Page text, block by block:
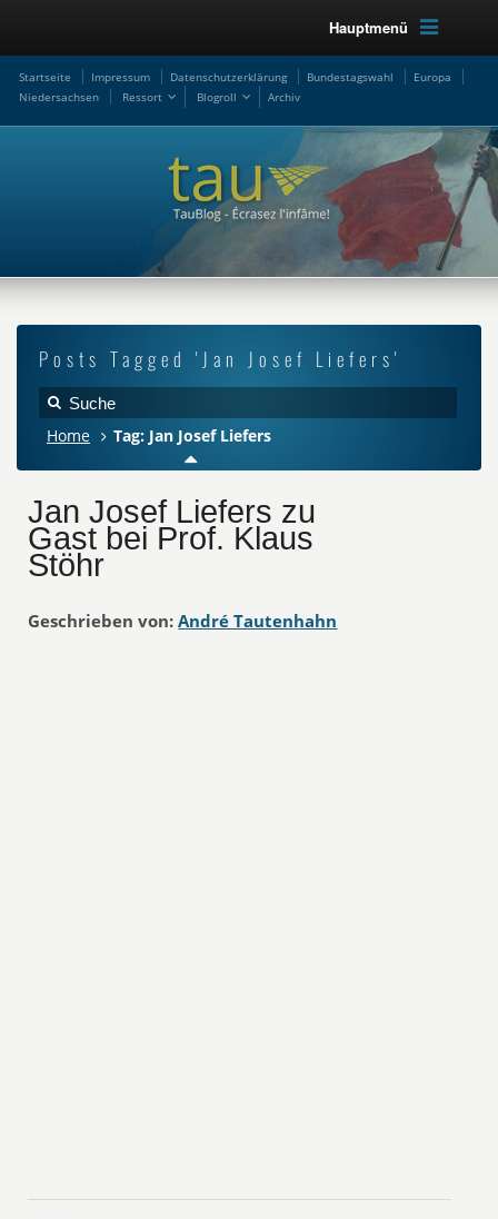
Hauptmenü
Startseite Impressum Datenschutzerklärung Bundestagswahl
Europa
Niedersachsen
Ressort Blogroll Archiv
Posts Tagged 'Jan Josef Liefers'
Home Tag: Jan Josef Liefers
Jan Josef Liefers zu
Gast bei Prof. Klaus
Stöhr
Geschrieben von: André Tautenhahn